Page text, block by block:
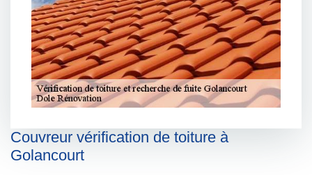
Couvreur vérification de toiture à
Golancourt